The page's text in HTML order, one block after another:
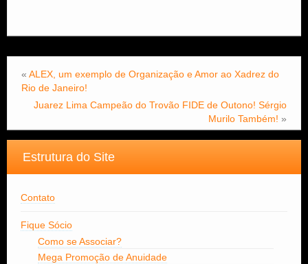
« ALEX, um exemplo de Organização e Amor ao Xadrez do
Rio de Janeiro!
Juarez Lima Campeão do Trovão FIDE de Outono! Sérgio
Murilo Também! »
Estrutura do Site
Contato
Fique Sócio
Como se Associar?
Mega Promoção de Anuidade